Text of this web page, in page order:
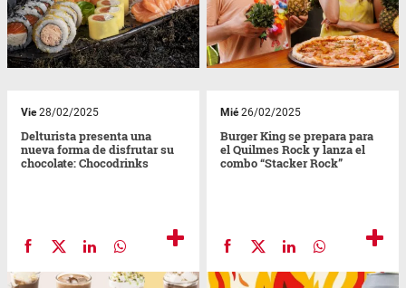
Vie28/02/2025
Delturista presenta una
nueva forma de disfrutar su
chocolate: Chocodrinks
Mié26/02/2025
Burger King se prepara para
el Quilmes Rock y lanza el
combo “Stacker Rock”